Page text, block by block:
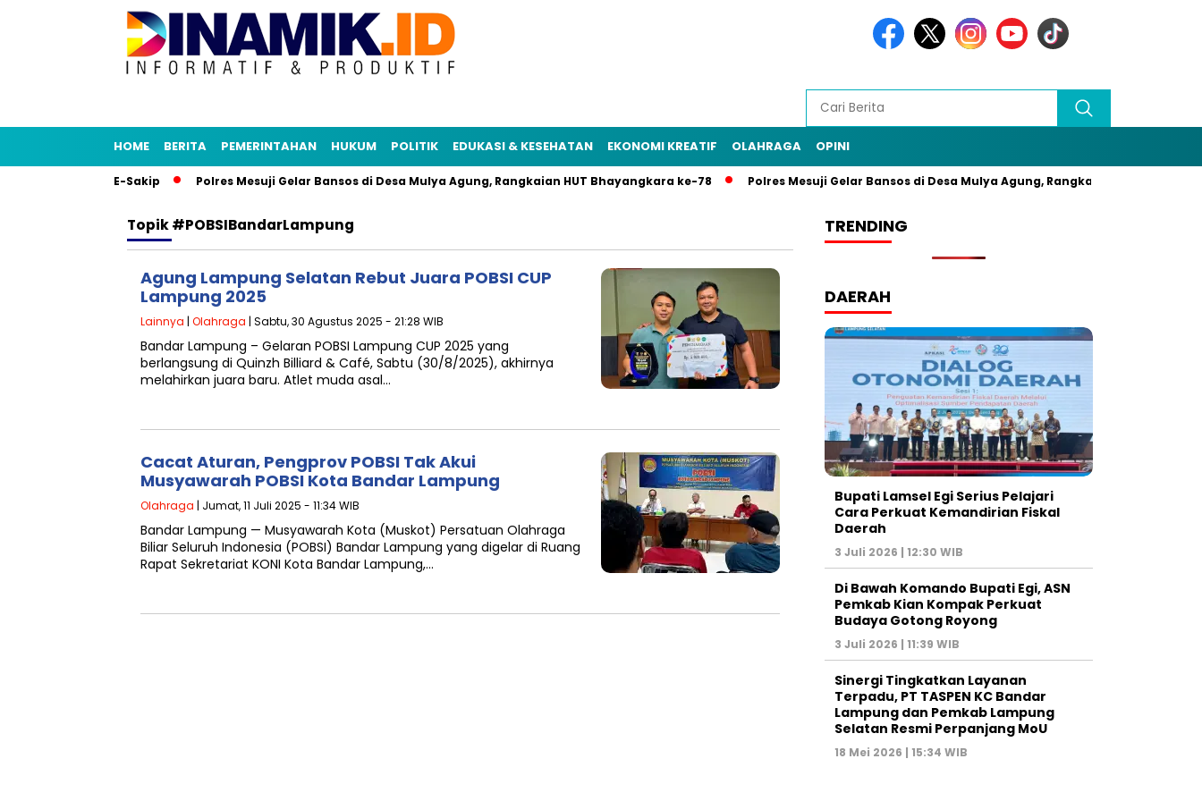
HOME BERITA PEMERINTAHAN HUKUM POLITIK EDUKASI & KESEHATAN EKONOMI KREATIF OLAHRAGA OPINI
Senja dan E-Sakip Polres Mesuji Gelar Bansos di Desa Mulya Agung, Rangkaian HUT Bhayangkara ke-78 Polres Mesuji Gelar Bansos di Desa Mulya Agung, Rangkaian HUT
Topik#POBSIBandarLampung
Agung Lampung Selatan Rebut Juara POBSI CUP
Lampung 2025
Lainnya | Olahraga | Sabtu, 30 Agustus 2025 - 21:28 WIB
Bandar Lampung – Gelaran POBSI Lampung CUP 2025 yang
berlangsung di Quinzh Billiard & Café, Sabtu (30/8/2025), akhirnya
melahirkan juara baru. Atlet muda asal…
Cacat Aturan, Pengprov POBSI Tak Akui
Musyawarah POBSI Kota Bandar Lampung
Olahraga | Jumat, 11 Juli 2025 - 11:34 WIB
Bandar Lampung — Musyawarah Kota (Muskot) Persatuan Olahraga
Biliar Seluruh Indonesia (POBSI) Bandar Lampung yang digelar di Ruang
Rapat Sekretariat KONI Kota Bandar Lampung,…
TRENDING
DAERAH
Bupati Lamsel Egi Serius Pelajari
Cara Perkuat Kemandirian Fiskal
Daerah
3 Juli 2026 | 12:30 WIB
Di Bawah Komando Bupati Egi, ASN
Pemkab Kian Kompak Perkuat
Budaya Gotong Royong
3 Juli 2026 | 11:39 WIB
Sinergi Tingkatkan Layanan
Terpadu, PT TASPEN KC Bandar
Lampung dan Pemkab Lampung
Selatan Resmi Perpanjang MoU
18 Mei 2026 | 15:34 WIB